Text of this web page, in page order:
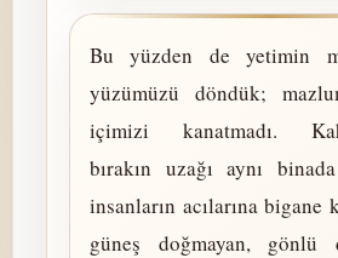
Bu yüzden de yetimin
yüzümüzü döndük;
içimizi kanatmadı.
bırakın uzağı aynı binada
insanların acılarına bigane
güneş doğmayan, gönlü